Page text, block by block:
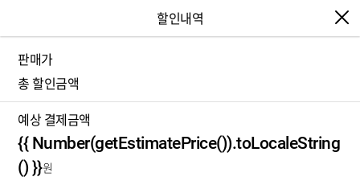
할인내역
판매가
{{ Number(discountInfo.price).toLocaleString
() }}
총 할인금액
{{ Number(getTotalDiscountPrice()).toLocale
String() }}
예상 결제금액
{{ Number(getEstimatePrice()).toLocaleString
() }}